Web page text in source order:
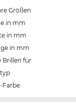
Größen
in mm
in mm
in mm
Brillen für
Farbe